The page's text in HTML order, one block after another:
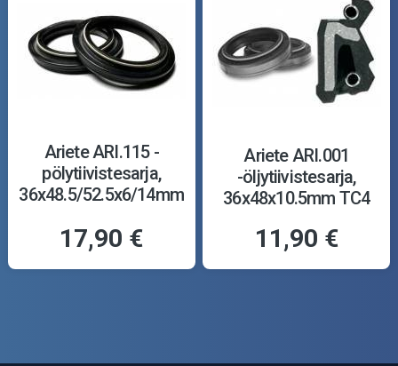
Ariete ARI.115 -
pölytiivistesarja,
36x48.5/52.5x6/14mm
17,90 €
Ariete ARI.001
-öljytiivistesarja,
36x48x10.5mm TC4
11,90 €